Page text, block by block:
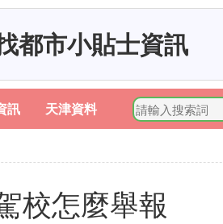
都市小貼士資訊
訊 天津資料
校怎麼舉報